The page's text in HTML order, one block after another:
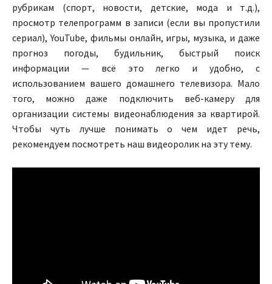
рубрикам (спорт, новости, детские, мода и т.д.),
просмотр телепрограмм в записи (если вы пропустили
сериал), YouTube, фильмы онлайн, игры, музыка, и даже
прогноз погоды, будильник, быстрый поиск
информации — всё это легко и удобно, с
использованием вашего домашнего телевизора. Мало
того, можно даже подключить веб-камеру для
организации системы видеонаблюдения за квартирой.
Чтобы чуть лучше понимать о чем идет речь,
рекомендуем посмотреть наш видеоролик на эту тему.